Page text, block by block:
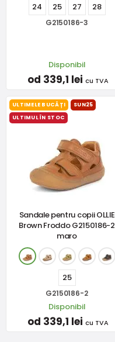
24 25 27 28
G2150186-3
Disponibil
od 339,1 lei cu TVA
ULTIMELE BUCĂȚI
SUN25
ULTIMUL ÎN STOC
Sandale pentru copii OLLIE
Brown Froddo G2150186-2
maro
25
G2150186-2
Disponibil
od 339,1 lei cu TVA